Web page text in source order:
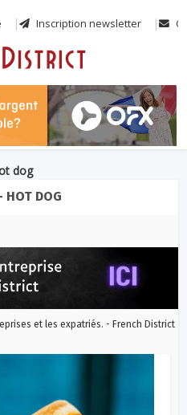
Inscription newsletter
dog
HOT DOG
et les expatriés. - French District